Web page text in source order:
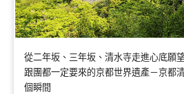
從二年坂、三年坂、清水寺走進心底願
跟團都一定要來的京都世界遺產－京都
個瞬間